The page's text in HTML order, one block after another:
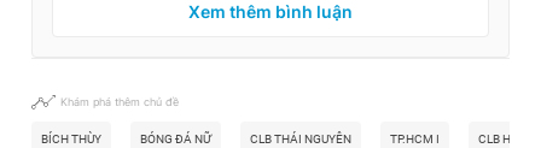
Xem thêm bình luận
Khám phá thêm chủ đề
BÍCH THÙY BÓNG ĐÁ NỮ CLB THÁI NGUYÊN TP.HCM I CLB HÀ NỘI